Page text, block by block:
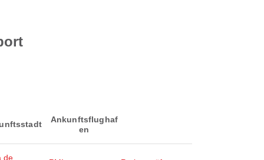
Ankunftsflughaf
en
de